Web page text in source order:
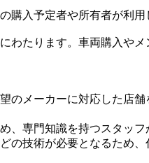
購入予定者や所有者が利用
たります。車両購入や
メーカーに対応した店
、専門知識を持つスタッフ
の技術が必要となるため